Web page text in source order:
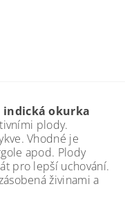
indická okurka
plody.
Vhodné je
apod. Plody
pro lepší uchování.
živinami a